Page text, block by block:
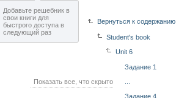
Добавьте решебник в
свои книги для
быстрого доступа в
следующий раз
Вернуться к содержанию
Student's book
Unit 6
Задание 1
Показать все, что скрыто
Задание 4